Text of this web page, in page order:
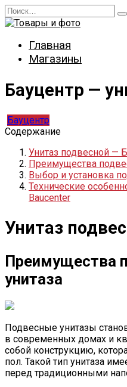
Перейти
к
Search
for:
Главная
Магазины
Бауцентр —
Бауцентр
Содержание
Унитаз подвесной —
Преимущества
Выбор и установка
Технические
Baucenter
Унитаз
Преимущества
унитаза
Подвесные унитазы
в современных домах и
собой конструкцию,
пол. Такой тип унитаза
перед традиционными